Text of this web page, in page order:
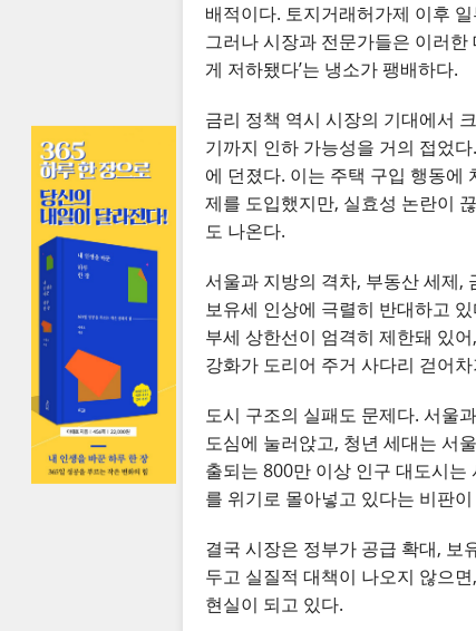
배적이다. 토지거래허가제 이후
그러나 시장과 전문가들은 이러
게 저하됐다’는 냉소가 팽배하다.
금리 정책 역시 시장의 기대에서
기까지 인하 가능성을 거의 접었
에 던졌다. 이는 주택 구입 행동에
제를 도입했지만, 실효성 논란이
도 나온다.
서울과 지방의 격차, 부동산 세제,
보유세 인상에 극렬히 반대하고
부세 상한선이 엄격히 제한돼 있
강화가 도리어 주거 사다리 걷어
도시 구조의 실패도 문제다. 서울
도심에 눌러앉고, 청년 세대는 서
출되는 800만 이상 인구 대도시
를 위기로 몰아넣고 있다는 비판
결국 시장은 정부가 공급 확대, 보
두고 실질적 대책이 나오지 않으
현실이 되고 있다.